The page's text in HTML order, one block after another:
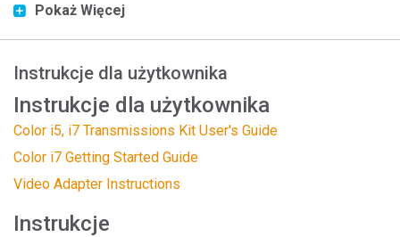
Pokaż Więcej
Instrukcje dla użytkownika
Instrukcje dla użytkownika
Color i5, i7 Transmissions Kit User's Guide
Color i7 Getting Started Guide
Video Adapter Instructions
Instrukcje